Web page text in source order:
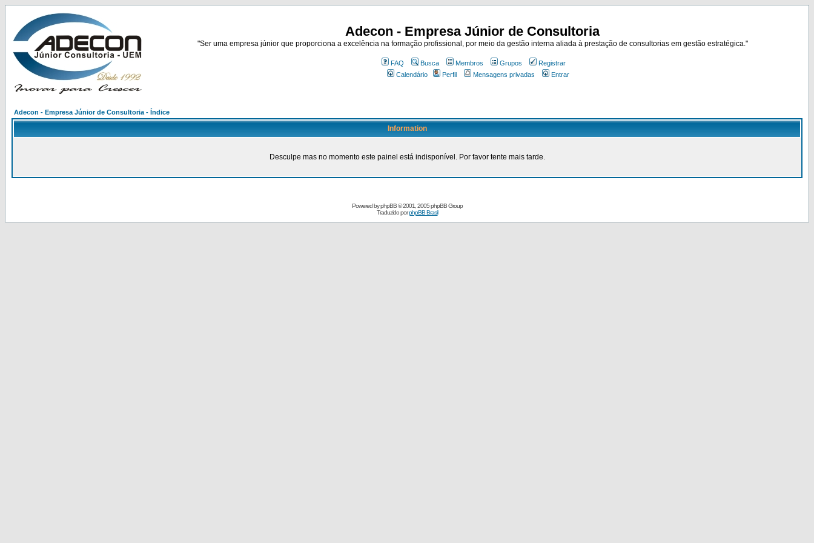
Adecon - Empresa Júnior de Consultoria
"Ser uma empresa júnior que proporciona a excelência na formação profissional, por meio da gestão interna aliada à prestação de consultorias em gestão estratégica."
FAQ Busca Membros Grupos
Registrar
Calendário
Perfil Mensagens privadas Entrar
Adecon - Empresa Júnior de Consultoria - Índice
Information
Desculpe mas no momento este painel está indisponível. Por favor tente mais tarde.
Powered byphpBB© 2001, 2005 phpBB Group
Traduzido porphpBB Brasil